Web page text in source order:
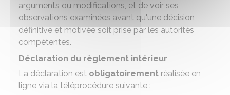
arguments ou modifications, et de voir ses
observations examinées avant qu'une décision
définitive et motivée soit prise par les autorités
compétentes.
Déclaration du règlement intérieur
La déclaration est obligatoirement réalisée en
ligne via la téléprocédure suivante :